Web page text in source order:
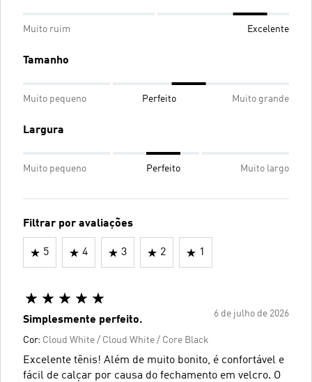
Muito ruim Excelente
Tamanho
Muito pequeno Perfeito Muito grande
Largura
Muito pequeno Perfeito Muito largo
Filtrar por avaliações
5 4 3 2 1
6 de julho de 2026
Simplesmente perfeito.
Cor: Cloud White / Cloud White / Core Black
Excelente tênis! Além de muito bonito, é confortável e
fácil de calçar por causa do fechamento em velcro. O